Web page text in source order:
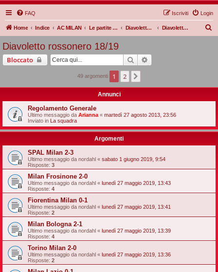
FAQ Login
Iscriviti
Home Indice AC MILAN Le partite Rossonere Diavoletto rossonero Diavoletto rossonero 18/19
Diavoletto rossonero 18/19
Bloccato Cerca
49 argomenti 1 2
Annunci
Regolamento Generale
Ultimo messaggio da Arianna « martedì 27 agosto 2013, 23:56
Inviato in La squadra
Argomenti
SPAL Milan 2-3
Ultimo messaggio da nordahl « sabato 1 giugno 2019, 9:54
Risposte: 3
Milan Frosinone 2-0
Ultimo messaggio da nordahl « lunedì 27 maggio 2019, 13:43
Risposte: 4
Fiorentina Milan 0-1
Ultimo messaggio da nordahl « lunedì 27 maggio 2019, 13:41
Risposte: 2
Milan Bologna 2-1
Ultimo messaggio da nordahl « lunedì 27 maggio 2019, 13:39
Risposte: 4
Torino Milan 2-0
Ultimo messaggio da nordahl « lunedì 27 maggio 2019, 13:36
Risposte: 2